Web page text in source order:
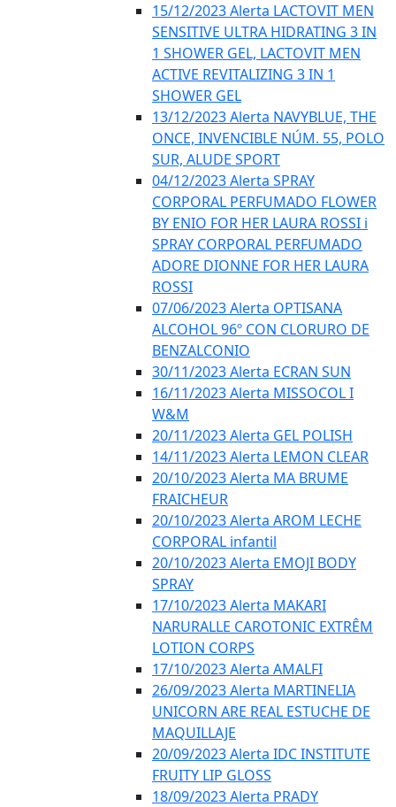
15/12/2023 Alerta LACTOVIT MEN
SENSITIVE ULTRA HIDRATING 3 IN
1 SHOWER GEL, LACTOVIT MEN
ACTIVE REVITALIZING 3 IN 1
SHOWER GEL
13/12/2023 Alerta NAVYBLUE, THE
ONCE, INVENCIBLE NÚM. 55, POLO
SUR, ALUDE SPORT
04/12/2023 Alerta SPRAY
CORPORAL PERFUMADO FLOWER
BY ENIO FOR HER LAURA ROSSI i
SPRAY CORPORAL PERFUMADO
ADORE DIONNE FOR HER LAURA
ROSSI
07/06/2023 Alerta OPTISANA
ALCOHOL 96º CON CLORURO DE
BENZALCONIO
30/11/2023 Alerta ECRAN SUN
16/11/2023 Alerta MISSOCOL I
W&M
20/11/2023 Alerta GEL POLISH
14/11/2023 Alerta LEMON CLEAR
20/10/2023 Alerta MA BRUME
FRAICHEUR
20/10/2023 Alerta AROM LECHE
CORPORAL infantil
20/10/2023 Alerta EMOJI BODY
SPRAY
17/10/2023 Alerta MAKARI
NARURALLE CAROTONIC EXTRÊM
LOTION CORPS
17/10/2023 Alerta AMALFI
26/09/2023 Alerta MARTINELIA
UNICORN ARE REAL ESTUCHE DE
MAQUILLAJE
20/09/2023 Alerta IDC INSTITUTE
FRUITY LIP GLOSS
18/09/2023 Alerta PRADY